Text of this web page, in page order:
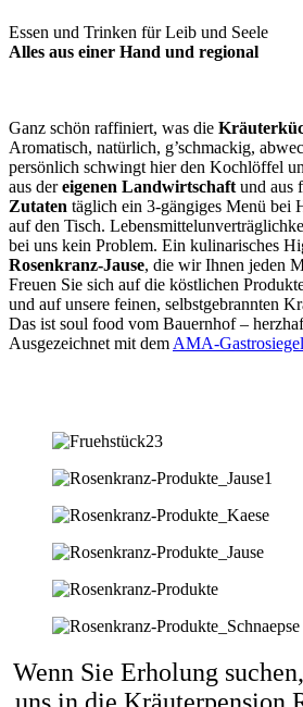
Essen und Trinken für Leib und Seele
Alles aus einer Hand und regional
Ganz schön raffiniert, was die
Aromatisch, natürlich, g’schmackig,
persönlich schwingt hier den Kochlöffel
aus dereigenen Landwirtschaftund aus
Zutaten täglich ein 3-gängiges Menü bei
auf den Tisch.
bei uns kein Problem. Ein kulinarisches
Rosenkranz-Jause, die wir Ihnen jeden
Freuen Sie sich auf die köstlichen
und auf unsere feinen, selbstgebrannten
Das ist soul food vom Bauernhof –
Ausgezeichnet mit demAMA-Gastrosiegel
Wenn Sie Erholung